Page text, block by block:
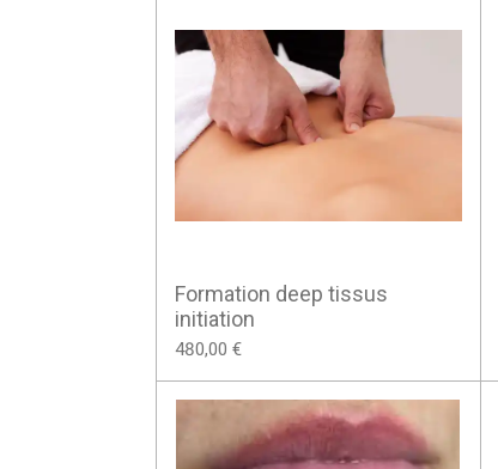
Formation deep tissus
initiation
480,00 €